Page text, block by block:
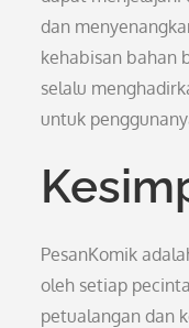
dan
kehabisan bahan
selalu
untuk
PesanKomik
oleh setiap
petualangan dan